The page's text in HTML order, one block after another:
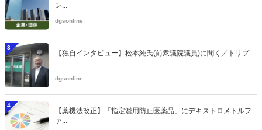
ン...
dgsonline
3
【独自インタビュー】松本純氏(前衆議院議員)に聞く／トリプ...
dgsonline
4
【薬機法改正】「指定濫用防止医薬品」にデキストロメトルフ
ァ...